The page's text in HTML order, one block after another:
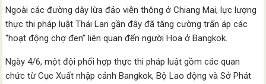
Ngoài các đường dây lừa đảo viễn thông ở Chiang Mai, lực lượng
thực thi pháp luật Thái Lan gần đây đã tăng cường trấn áp các
“hoạt động chợ đen” liên quan đến người Hoa ở Bangkok.
Ngày 4/6, một đội phối hợp thực thi pháp luật gồm các quan
chức từ Cục Xuất nhập cảnh Bangkok, Bộ Lao động và Sở Phát